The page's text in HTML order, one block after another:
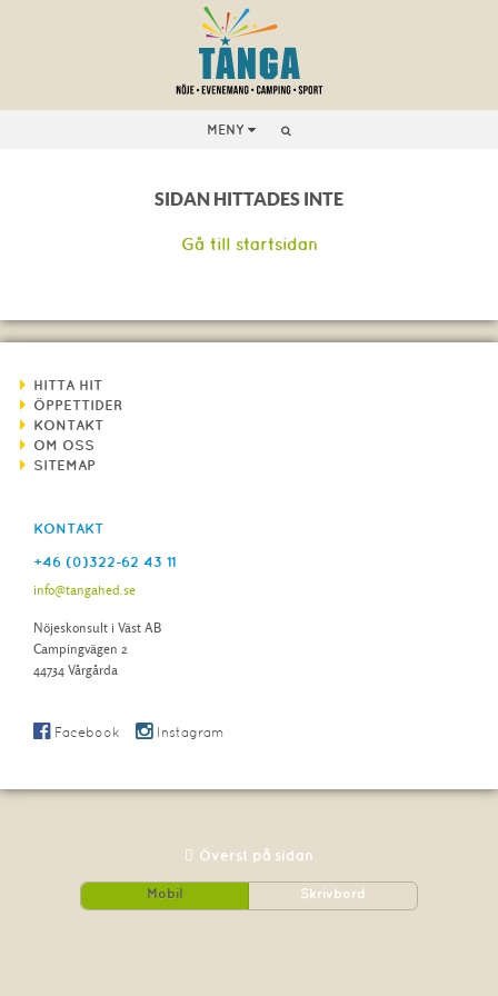
MENY
SIDAN HITTADES INTE
Gå till startsidan
HITTA HIT
ÖPPETTIDER
KONTAKT
OM OSS
SITEMAP
KONTAKT
+46 (0)322-62 43 11
info@tangahed.se
Nöjeskonsult i Väst AB
Campingvägen 2
44734 Vårgårda
Facebook Instagram
Överst på sidan
Mobil Skrivbord